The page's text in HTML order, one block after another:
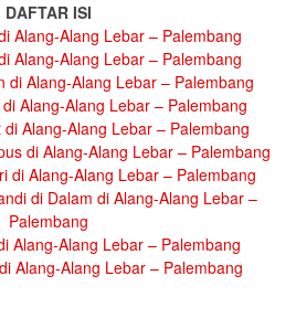
DAFTAR ISI
Alang-Alang Lebar – Palembang
Alang-Alang Lebar – Palembang
di Alang-Alang Lebar – Palembang
Alang-Alang Lebar – Palembang
Alang-Alang Lebar – Palembang
di Alang-Alang Lebar – Palembang
di Alang-Alang Lebar – Palembang
di Dalam di Alang-Alang Lebar –
Palembang
Alang-Alang Lebar – Palembang
Alang-Alang Lebar – Palembang